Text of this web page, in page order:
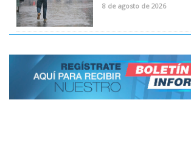
8 de agosto de 2026